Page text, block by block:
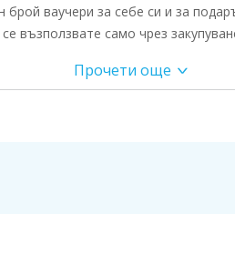
ваучери за себе си и за
възползвате само чрез
професионален терапевт с богат
и етерични масла от
Прочети още